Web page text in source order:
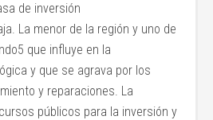
de inversión
La menor de la región y uno de
que influye en la
y que se agrava por los
y reparaciones. La
públicos para la inversión y